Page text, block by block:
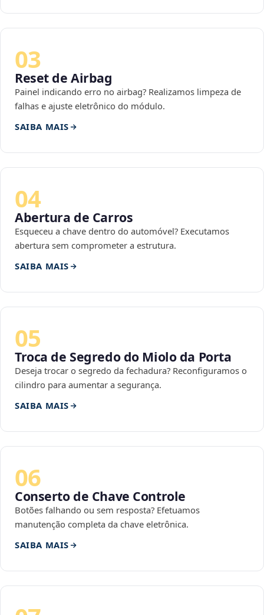
03
Reset de Airbag
Painel indicando erro no airbag? Realizamos limpeza de
falhas e ajuste eletrônico do módulo.
SAIBA MAIS
04
Abertura de Carros
Esqueceu a chave dentro do automóvel? Executamos
abertura sem comprometer a estrutura.
SAIBA MAIS
05
Troca de Segredo do Miolo da Porta
Deseja trocar o segredo da fechadura? Reconfiguramos o
cilindro para aumentar a segurança.
SAIBA MAIS
06
Conserto de Chave Controle
Botões falhando ou sem resposta? Efetuamos
manutenção completa da chave eletrônica.
SAIBA MAIS